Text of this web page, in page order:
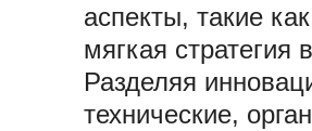
аспекты, такие
мягкая стратегия
Разделяя
технические,